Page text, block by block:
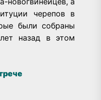
черепов в
были собраны
назад в этом